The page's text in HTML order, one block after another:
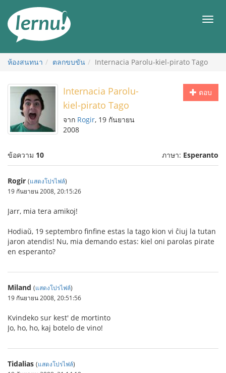
สารบัญ
เมนู
ห้องสนทนา ตลกขบขัน Internacia Parolu-kiel-pirato Tago
ตอบ
Internacia Parolu-
kiel-pirato Tago
จาก Rogir, 19 กันยายน
2008
ข้อความ 10 ภาษา: Esperanto
Rogir (แสดงโปรไฟล์)
19 กันยายน 2008, 20:15:26
Jarr, mia tera amikoj!
Hodiaŭ, 19 septembro finfine estas la tago kion vi ĉiuj la tutan
jaron atendis! Nu, mia demando estas: kiel oni parolas pirate
en esperanto?
Miland (แสดงโปรไฟล์)
19 กันยายน 2008, 20:51:56
Kvindeko sur kest' de mortinto
Jo, ho, ho, kaj botelo de vino!
Tidalias (แสดงโปรไฟล์)